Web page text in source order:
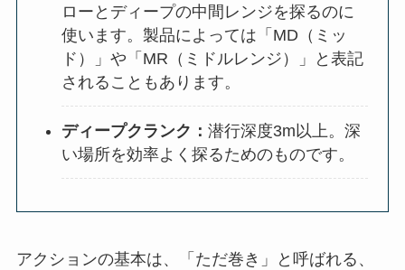
ローとディープの中間レンジを探るのに
使います。製品によっては「MD（ミッ
ド）」や「MR（ミドルレンジ）」と表記
されることもあります。
ディープクランク：潜行深度3m以上。深
い場所を効率よく探るためのものです。
アクションの基本は、「ただ巻き」と呼ばれる、